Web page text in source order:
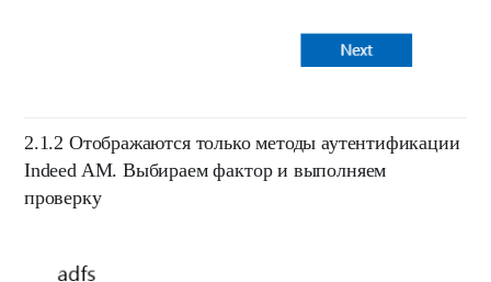
2.1.2 Отображаются только методы аутентификации
Indeed AM. Выбираем фактор и выполняем
проверку